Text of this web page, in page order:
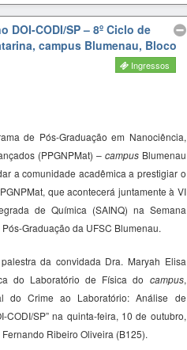
CODI/SP – 8º Ciclo de
campus Blumenau, Bloco
Ingressos
de Pós-Graduação em Nanociência,
(PPGNPMat) – campusBlumenau
a comunidade acadêmica a prestigiar o
que acontecerá juntamente à VI
de Química (SAINQ) na Semana
Graduação da UFSC Blumenau.
da convidada Dra. Maryah Elisa
do Laboratório de Física do campus,
do Crime ao Laboratório: Análise de
CODI/SP” na quinta-feira, 10 de outubro,
Ribeiro Oliveira (B125).